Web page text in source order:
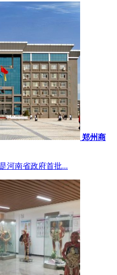
郑州商
南省政府首批...